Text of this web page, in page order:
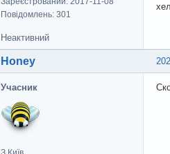
Повідомлень: 301
Неактивний
Honey
Учасник